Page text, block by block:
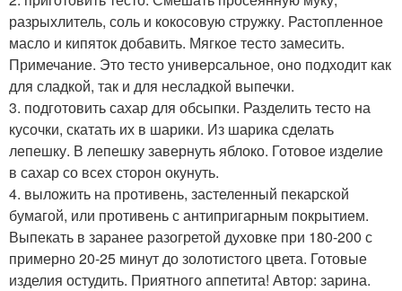
разрыхлитель, соль и кокосовую стружку. Растопленное
масло и кипяток добавить. Мягкое тесто замесить.
Примечание. Это тесто универсальное, оно подходит как
для сладкой, так и для несладкой выпечки.
3. подготовить сахар для обсыпки. Разделить тесто на
кусочки, скатать их в шарики. Из шарика сделать
лепешку. В лепешку завернуть яблоко. Готовое изделие
в сахар со всех сторон окунуть.
4. выложить на противень, застеленный пекарской
бумагой, или противень с антипригарным покрытием.
Выпекать в заранее разогретой духовке при 180-200 с
примерно 20-25 минут до золотистого цвета. Готовые
изделия остудить. Приятного аппетита! Автор: зарина.